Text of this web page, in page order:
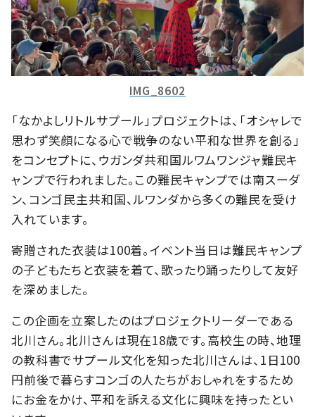
IMG_8602
「なかよしリトルサプール」プロジェクトは、「オシャレで
思わず笑顔になる心で戦争のない平和な世界を創る」
をコンセプトに、ウガンダ共和国ルワムワンジャ難民キ
ャンプで行われました。この難民キャンプでは南スーダ
ン、コンゴ民主共和国、ルワンダから多くの難民を受け
入れています。
寄贈された衣装は100着。イベント当日は難民キャンプ
の子どもたちと衣装を着て、歌ったり踊ったりして友好
を深めました。
この企画を立案したのはプロジェクトリーダーである
北川さん。北川さんは現在18歳です。高校生の時、地理
の教科書でサプール文化を知った北川さんは、1日100
円前後で暮らすコンゴの人たちがおしゃれをするため
にお金をかけ、平和を訴える文化に興味を持ったとい